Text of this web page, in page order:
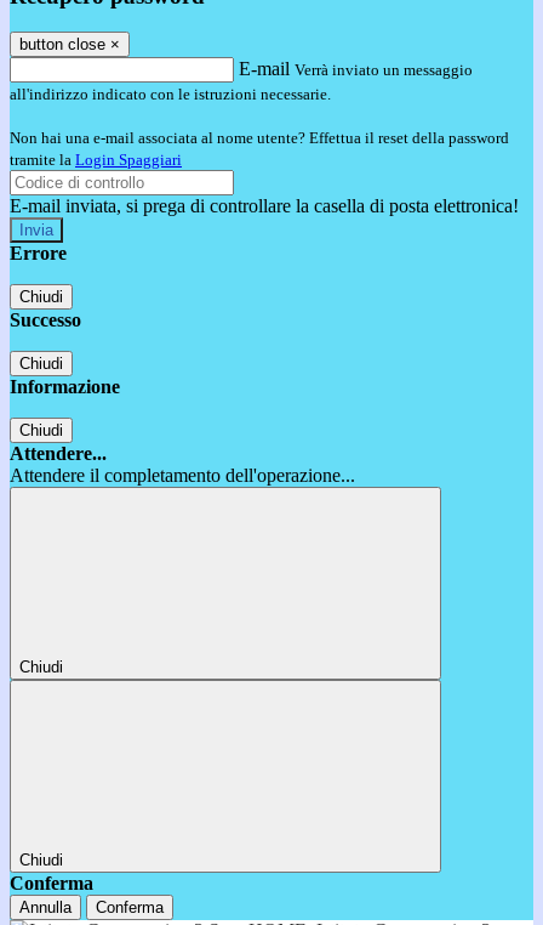
button close ×
E-mail Verrà inviato un messaggio
all'indirizzo indicato con le istruzioni necessarie.
Non hai una e-mail associata al nome utente? Effettua il reset della password
tramite la Login Spaggiari
E-mail inviata, si prega di controllare la casella di posta elettronica!
Errore
Chiudi
Successo
Chiudi
Informazione
Chiudi
Attendere...
Attendere il completamento dell'operazione...
Chiudi
Chiudi
Conferma
Annulla Conferma